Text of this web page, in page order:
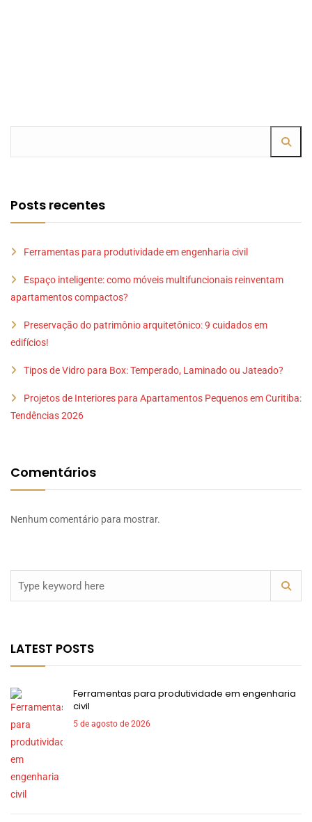
Posts recentes
Ferramentas para produtividade em engenharia civil
Espaço inteligente: como móveis multifuncionais reinventam
apartamentos compactos?
Preservação do patrimônio arquitetônico: 9 cuidados em
edifícios!
Tipos de Vidro para Box: Temperado, Laminado ou Jateado?
Projetos de Interiores para Apartamentos Pequenos em Curitiba:
Tendências 2026
Comentários
Nenhum comentário para mostrar.
LATEST POSTS
Ferramentas para produtividade em engenharia
civil
5 de agosto de 2026